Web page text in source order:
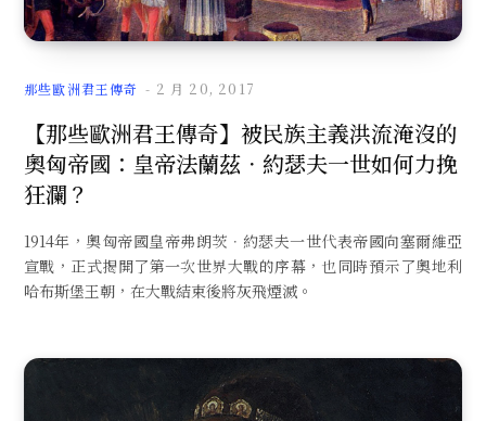
那些歐洲君王傳奇 2 月 20, 2017
【那些歐洲君王傳奇】被民族主義洪流淹沒的
奧匈帝國：皇帝法蘭茲．約瑟夫一世如何力挽
狂瀾？
1914年，奧匈帝國皇帝弗朗茨．約瑟夫一世代表帝國向塞爾維亞
宣戰，正式揭開了第一次世界大戰的序幕，也同時預示了奧地利
哈布斯堡王朝，在大戰結束後將灰飛煙滅。